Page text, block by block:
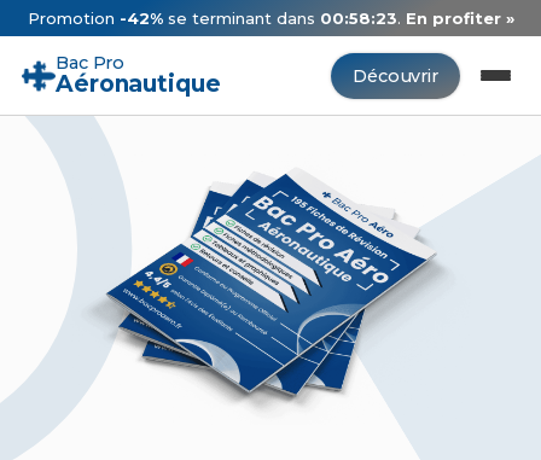
Promotion -42%se terminant dans 00:58:22. En profiter »
Bac Pro
Aéronautique Découvrir